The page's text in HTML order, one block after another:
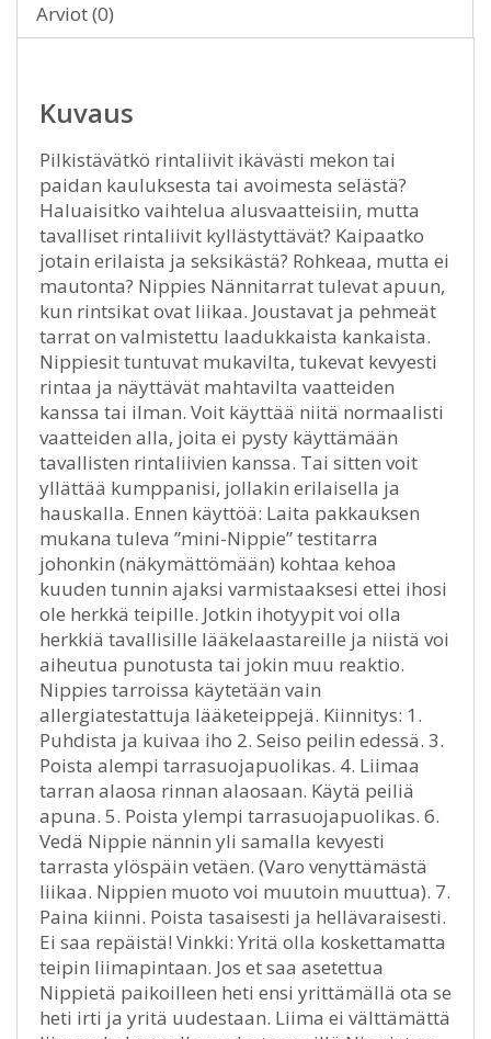
Arviot (0)
Kuvaus
Pilkistävätkö rintaliivit ikävästi mekon tai
paidan kauluksesta tai avoimesta selästä?
Haluaisitko vaihtelua alusvaatteisiin, mutta
tavalliset rintaliivit kyllästyttävät? Kaipaatko
jotain erilaista ja seksikästä? Rohkeaa, mutta ei
mautonta? Nippies Nännitarrat tulevat apuun,
kun rintsikat ovat liikaa. Joustavat ja pehmeät
tarrat on valmistettu laadukkaista kankaista.
Nippiesit tuntuvat mukavilta, tukevat kevyesti
rintaa ja näyttävät mahtavilta vaatteiden
kanssa tai ilman. Voit käyttää niitä normaalisti
vaatteiden alla, joita ei pysty käyttämään
tavallisten rintaliivien kanssa. Tai sitten voit
yllättää kumppanisi, jollakin erilaisella ja
hauskalla. Ennen käyttöä: Laita pakkauksen
mukana tuleva ”mini-Nippie” testitarra
johonkin (näkymättömään) kohtaa kehoa
kuuden tunnin ajaksi varmistaaksesi ettei ihosi
ole herkkä teipille. Jotkin ihotyypit voi olla
herkkiä tavallisille lääkelaastareille ja niistä voi
aiheutua punotusta tai jokin muu reaktio.
Nippies tarroissa käytetään vain
allergiatestattuja lääketeippejä. Kiinnitys: 1.
Puhdista ja kuivaa iho 2. Seiso peilin edessä. 3.
Poista alempi tarrasuojapuolikas. 4. Liimaa
tarran alaosa rinnan alaosaan. Käytä peiliä
apuna. 5. Poista ylempi tarrasuojapuolikas. 6.
Vedä Nippie nännin yli samalla kevyesti
tarrasta ylöspäin vetäen. (Varo venyttämästä
liikaa. Nippien muoto voi muutoin muuttua). 7.
Paina kiinni. Poista tasaisesti ja hellävaraisesti.
Ei saa repäistä! Vinkki: Yritä olla koskettamatta
teipin liimapintaan. Jos et saa asetettua
Nippietä paikoilleen heti ensi yrittämällä ota se
heti irti ja yritä uudestaan. Liima ei välttämättä